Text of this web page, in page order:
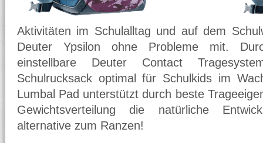
Aktivitäten im Schulalltag und auf dem
Deuter Ypsilon ohne Probleme mit.
einstellbare Deuter Contact
Schulrucksack optimal für Schulkids im
Lumbal Pad unterstützt durch beste
Gewichtsverteilung die natürliche
alternative zum Ranzen!